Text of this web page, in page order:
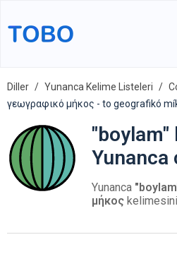
Diller Yunanca Kelime Listeleri
γεωγραφικό μήκος - to geografikó
Yunanca
μήκος